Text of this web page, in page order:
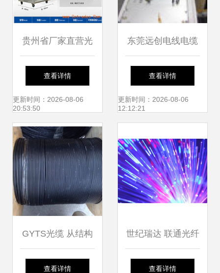
贵州省厂家直营光
纤光缆 品质卓越，
连接未来
查看详情
更新时间：2026-08-06
20:53:50
东莞远创电线电缆
制品厂 匠心联接未
来，线缆领域的一
查看详情
更新时间：2026-08-06
12:12:21
GYTS光缆 从结构
特点到挂缆方法的
查看详情
世纪瑞达 联通光纤
集采量价齐升，行
查看详情